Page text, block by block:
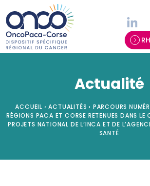
Actualité
ACCUEIL › ACTUALITÉS › PARCOURS
RÉGIONS PACA ET CORSE RETENUES DANS LE
PROJETS NATIONAL DE L’INCA ET DE
SANTÉ
Panneau de gestion des cookies